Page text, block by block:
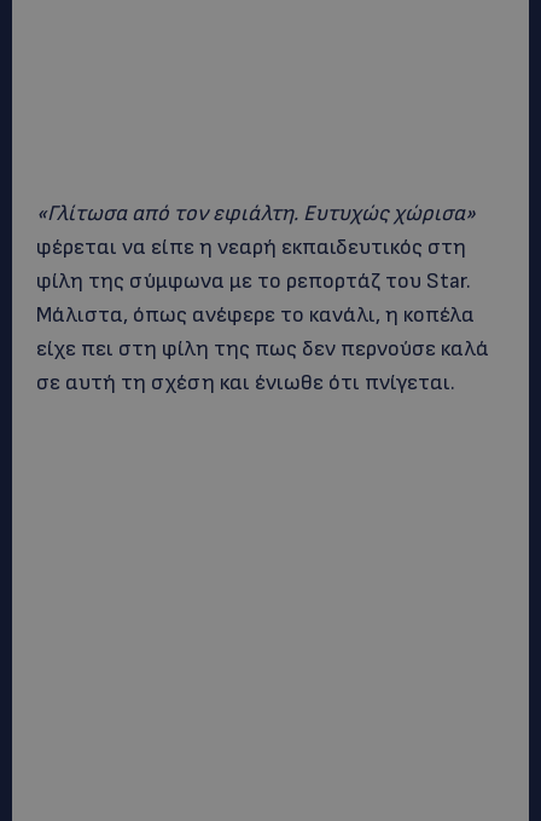
«Γλίτωσα από τον εφιάλτη. Ευτυχώς χώρισα»
φέρεται να είπε η νεαρή εκπαιδευτικός στη
φίλη της σύμφωνα με το ρεπορτάζ του Star.
Μάλιστα, όπως ανέφερε το κανάλι, η κοπέλα
είχε πει στη φίλη της πως δεν περνούσε καλά
σε αυτή τη σχέση και ένιωθε ότι πνίγεται.